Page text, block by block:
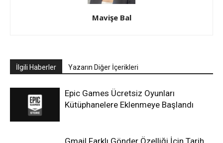
Mavişe Bal
İlgili Haberler Yazarın Diğer İçerikleri
Epic Games Ücretsiz Oyunları
Kütüphanelere Eklenmeye Başlandı
Gmail Farklı Gönder Özelliği İçin Tarih